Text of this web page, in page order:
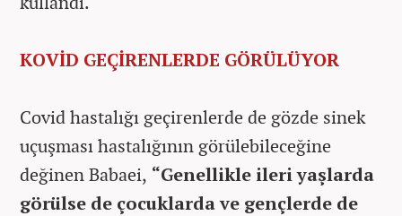
KOVİD GEÇİRENLERDE GÖRÜLÜYOR
Covid hastalığı geçirenlerde de gözde sinek
uçuşması hastalığının görülebileceğine
değinen Babaei, “Genellikle ileri yaşlarda
görülse de çocuklarda ve gençlerde de